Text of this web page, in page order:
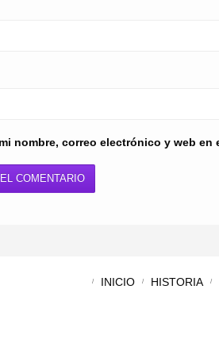
nombre, correo electrónico y web
INICIO HISTORIA